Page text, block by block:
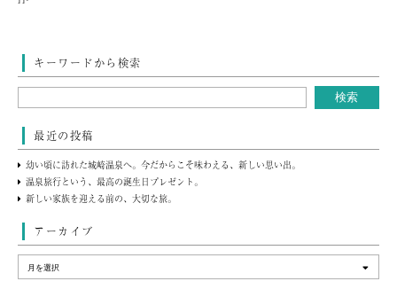
キーワードから検索
最近の投稿
幼い頃に訪れた城崎温泉へ。今だからこそ味わえる、新しい思い出。
温泉旅行という、最高の誕生日プレゼント。
新しい家族を迎える前の、大切な旅。
アーカイブ